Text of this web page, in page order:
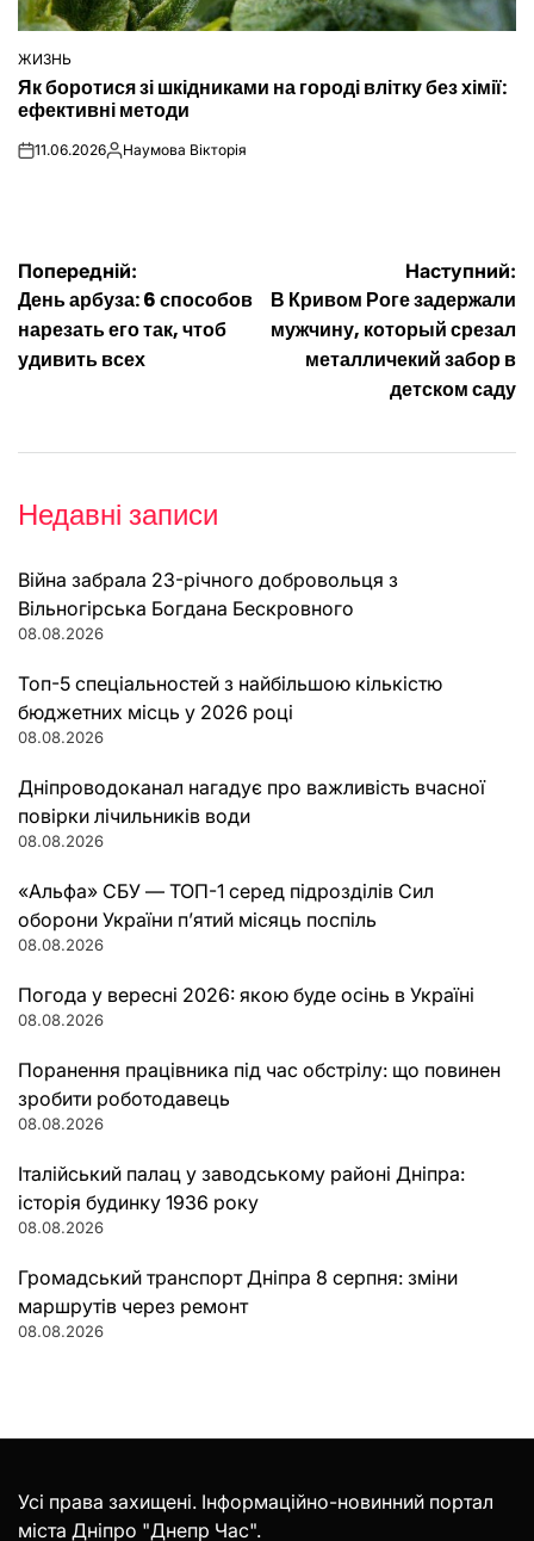
ОПУБЛІКУВАТИ
У
ЖИЗНЬ
Як боротися зі шкідниками на городі влітку без хімії:
ефективні методи
on11.06.2026Опубліковано
Наумова Вікторія
Навігація
записів
Попередній:
День арбуза: 6 способов
нарезать его так, чтоб
удивить всех
Наступний:
В Кривом Роге задержали
мужчину, который срезал
металличекий забор в
детском саду
Недавні записи
Війна забрала 23-річного добровольця з
Вільногірська Богдана Бескровного
08.08.2026
Топ-5 спеціальностей з найбільшою кількістю
бюджетних місць у 2026 році
08.08.2026
Дніпроводоканал нагадує про важливість вчасної
повірки лічильників води
08.08.2026
«Альфа» СБУ — ТОП-1 серед підрозділів Сил
оборони України п’ятий місяць поспіль
08.08.2026
Погода у вересні 2026: якою буде осінь в Україні
08.08.2026
Поранення працівника під час обстрілу: що повинен
зробити роботодавець
08.08.2026
Італійський палац у заводському районі Дніпра:
історія будинку 1936 року
08.08.2026
Громадський транспорт Дніпра 8 серпня: зміни
маршрутів через ремонт
08.08.2026
Усі права захищені. Інформаційно-новинний портал
міста Дніпро "Днепр Час".